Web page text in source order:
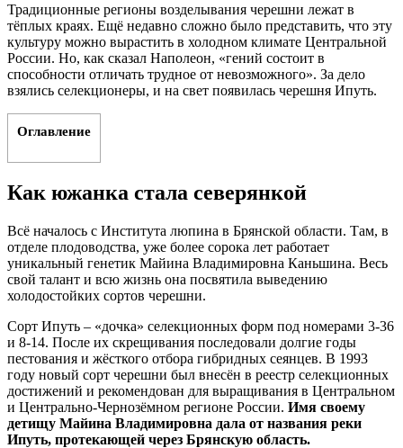
Традиционные регионы возделывания черешни лежат в
тёплых краях. Ещё недавно сложно было представить, что эту
культуру можно вырастить в холодном климате Центральной
России. Но, как сказал Наполеон, «гений состоит в
способности отличать трудное от невозможного». За дело
взялись селекционеры, и на свет появилась черешня Ипуть.
Оглавление
Как южанка стала северянкой
Всё началось с Института люпина в Брянской области. Там, в
отделе плодоводства, уже более сорока лет работает
уникальный генетик Майина Владимировна Каньшина. Весь
свой талант и всю жизнь она посвятила выведению
холодостойких сортов черешни.
Сорт Ипуть – «дочка» селекционных форм под номерами 3-36
и 8-14. После их скрещивания последовали долгие годы
пестования и жёсткого отбора гибридных сеянцев. В 1993
году новый сорт черешни был внесён в реестр селекционных
достижений и рекомендован для выращивания в Центральном
и Центрально-Чернозёмном регионе России. Имя своему
детищу Майина Владимировна дала от названия реки
Ипуть, протекающей через Брянскую область.